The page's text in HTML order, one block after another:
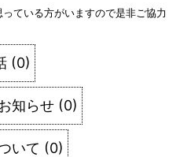
ている方がいますので是非ご協力
(0)
知らせ (0)
いて (0)